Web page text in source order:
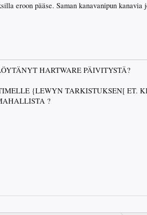
eroon pääse. Saman kanavanipun
HARTWARE PÄIVITYSTÄ?
{LEWYN TARKISTUKSEN[ ET.
?